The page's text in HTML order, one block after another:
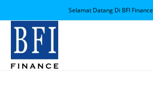
Selamat Datang Di BFI Finance